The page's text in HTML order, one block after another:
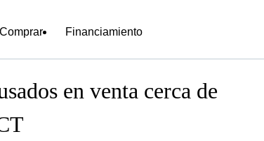
Comprar Financiamiento
en venta cerca de